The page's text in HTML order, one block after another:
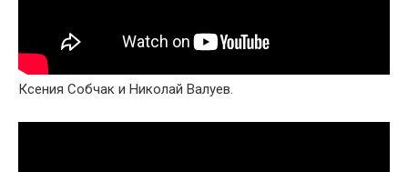
Ксения Собчак и Николай Валуев.